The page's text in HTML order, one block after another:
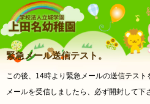
上田名(
緊急メール送信テスト。
この後、14時より緊急メールの送信テスト
メールを受信しましたら、必ず開封して下